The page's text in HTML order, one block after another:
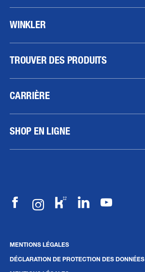
WINKLER
TROUVER DES PRODUITS
CARRIÈRE
SHOP EN LIGNE
MENTIONS LÉGALES
DÉCLARATION DE PROTECTION DES DONNÉES